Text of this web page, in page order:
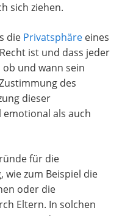
sich ziehen.
die Privatsphäre eines
ist und dass jeder
ob und wann sein
des
dieser
als auch
für die
zum Beispiel die
oder die
Eltern. In solchen